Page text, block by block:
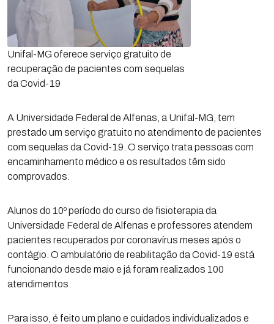
Unifal-MG oferece serviço gratuito de
recuperação de pacientes com sequelas
da Covid-19
A Universidade Federal de Alfenas, a Unifal-MG, tem
prestado um serviço gratuito no atendimento de pacientes
com sequelas da Covid-19. O serviço trata pessoas com
encaminhamento médico e os resultados têm sido
comprovados.
Alunos do 10º período do curso de fisioterapia da
Universidade Federal de Alfenas e professores atendem
pacientes recuperados por coronavírus meses após o
contágio. O ambulatório de reabilitação da Covid-19 está
funcionando desde maio e já foram realizados 100
atendimentos.
Para isso, é feito um plano e cuidados individualizados e